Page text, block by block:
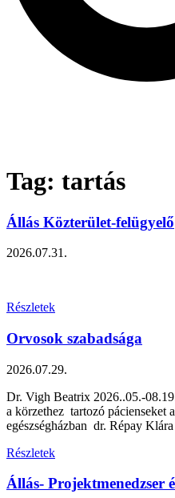
Tag: tartás
Állás Közterület-felügyelő
2026.07.31.
Részletek
Orvosok szabadsága
2026.07.29.
Dr. Vigh Beatrix 2026..05.-
a körzethez tartozó pácienseket
egészségházban dr. Répay
Részletek
Állás- Projektmenedzser